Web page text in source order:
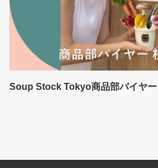
Soup Stock Tokyo商品部バイヤー